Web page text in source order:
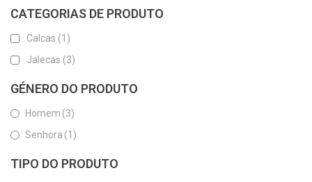
CATEGORIAS DE PRODUTO
Calcas (1)
Jalecas (3)
GÉNERO DO PRODUTO
Homem (3)
Senhora (1)
TIPO DO PRODUTO